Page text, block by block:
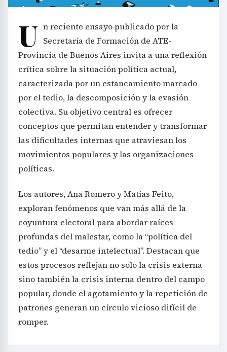
U n reciente ensayo publicado por la
Secretaría de Formación de ATE-
Provincia de Buenos Aires invita a una reflexión
crítica sobre la situación política actual,
caracterizada por un estancamiento marcado
por el tedio, la descomposición y la evasión
colectiva. Su objetivo central es ofrecer
conceptos que permitan entender y transformar
las dificultades internas que atraviesan los
movimientos populares y las organizaciones
políticas.
Los autores, Ana Romero y Matías Feito,
exploran fenómenos que van más allá de la
coyuntura electoral para abordar raíces
profundas del malestar, como la “política del
tedio” y el “desarme intelectual”. Destacan que
estos procesos reflejan no solo la crisis externa
sino también la crisis interna dentro del campo
popular, donde el agotamiento y la repetición de
patrones generan un círculo vicioso difícil de
romper.